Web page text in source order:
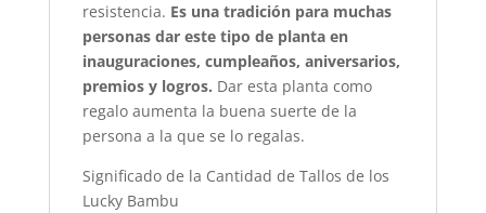
resistencia. Es una tradición para muchas
personas dar este tipo de planta en
inauguraciones, cumpleaños, aniversarios,
premios y logros. Dar esta planta como
regalo aumenta la buena suerte de la
persona a la que se lo regalas.
Significado de la Cantidad de Tallos de los
Lucky Bambu